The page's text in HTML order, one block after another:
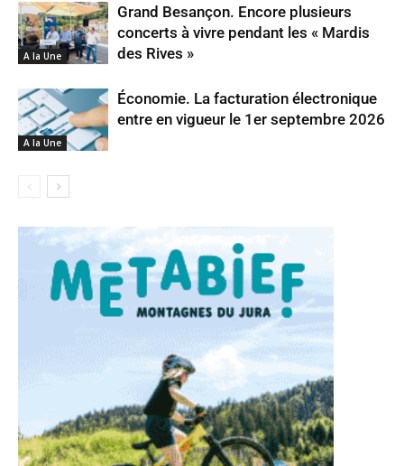
A la Une
Grand Besançon. Encore plusieurs
concerts à vivre pendant les « Mardis
des Rives »
A la Une
Économie. La facturation électronique
entre en vigueur le 1er septembre 2026